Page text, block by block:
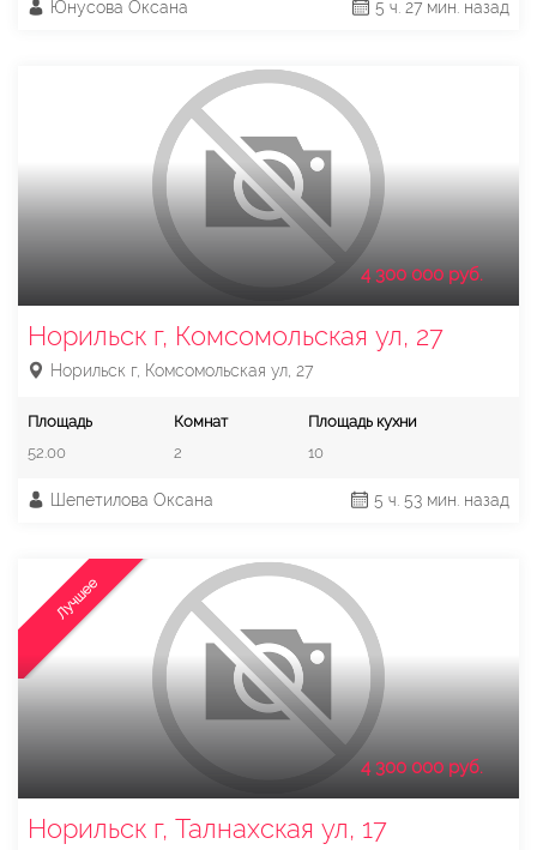
Юнусова Оксана 5 ч. 27 мин. назад
4 300 000 руб.
Норильск г, Комсомольская ул, 27
Норильск г, Комсомольская ул, 27
Площадь
52.00
Комнат
2
Площадь кухни
10
Шепетилова Оксана 5 ч. 53 мин. назад
Лучшее
4 300 000 руб.
Норильск г, Талнахская ул, 17